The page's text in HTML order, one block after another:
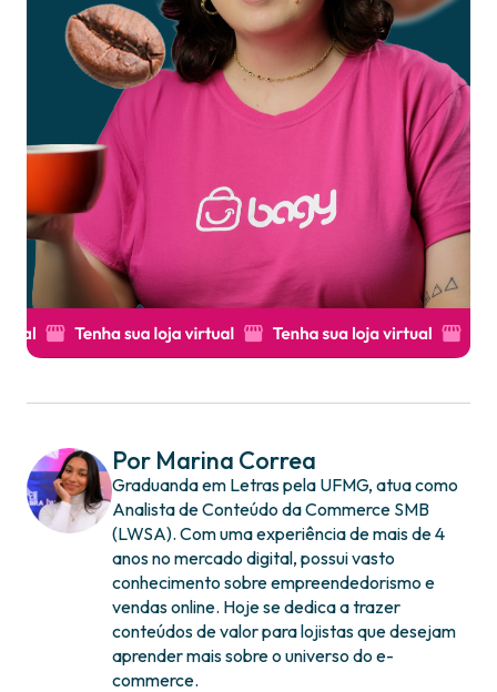
Por Marina Correa
Graduanda em Letras pela UFMG, atua como
Analista de Conteúdo da Commerce SMB
(LWSA). Com uma experiência de mais de 4
anos no mercado digital, possui vasto
conhecimento sobre empreendedorismo e
vendas online. Hoje se dedica a trazer
conteúdos de valor para lojistas que desejam
aprender mais sobre o universo do e-
commerce.